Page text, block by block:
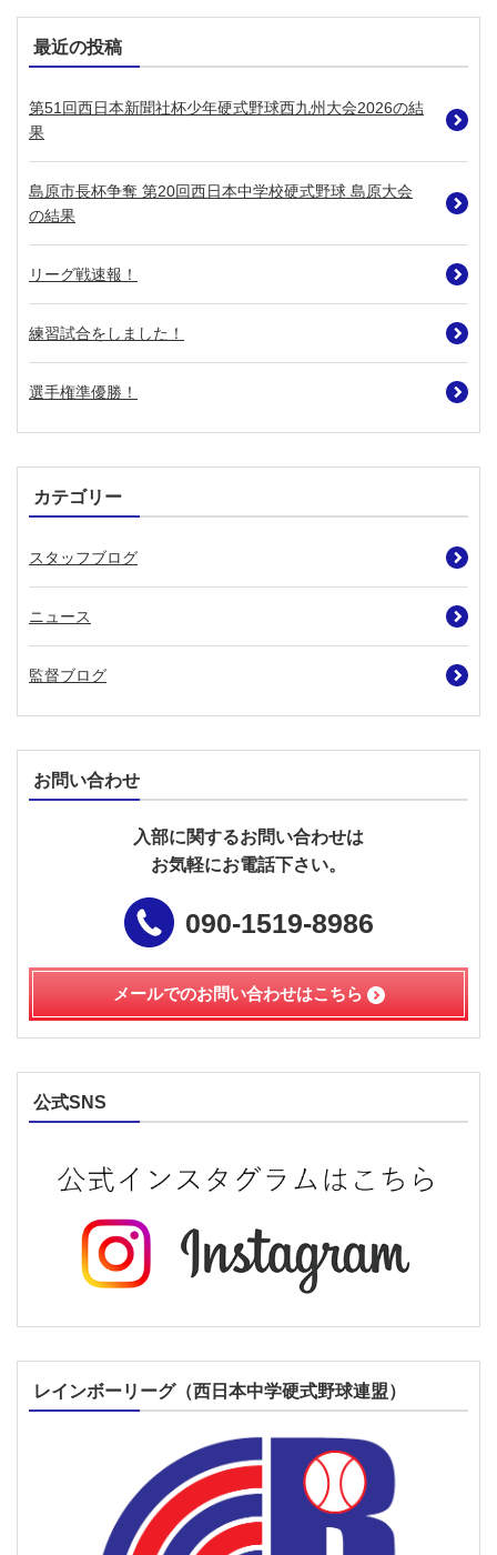
最近の投稿
第51回西日本新聞社杯少年硬式野球西九州大会2026の結
果
島原市長杯争奪 第20回西日本中学校硬式野球 島原大会
の結果
リーグ戦速報！
練習試合をしました！
選手権準優勝！
カテゴリー
スタッフブログ
ニュース
監督ブログ
お問い合わせ
入部に関するお問い合わせは
お気軽にお電話下さい。
090-1519-8986
メールでのお問い合わせはこちら
公式SNS
レインボーリーグ（西日本中学硬式野球連盟）